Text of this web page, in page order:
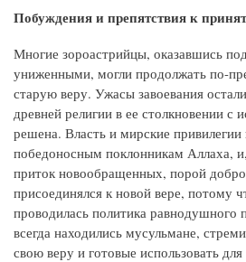
Побуждения и препятствия к
Многие зороастрийцы, оказавшись
униженными, могли продолжать по-
старую веру. Ужасы завоевания
древней религии в ее столкновении с
решена. Власть и мирские
победоносным поклонникам Аллаха,
приток новообращенных, порой
присоединялся к новой вере, потому
проводилась политика равнодушного
всегда находились мусульмане,
свою веру и готовые использовать